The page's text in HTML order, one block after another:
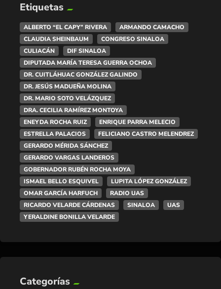
Etiquetas
ALBERTO “EL CAPY” RIVERA
ARMANDO CAMACHO
CLAUDIA SHEINBAUM
CONGRESO SINALOA
CULIACÁN
DIF SINALOA
DIPUTADA MARÍA TERESA GUERRA OCHOA
DR. CUITLÁHUAC GONZÁLEZ GALINDO
DR. JESÚS MADUEÑA MOLINA
DR. MARIO SOTO VELÁZQUEZ
DRA. CECILIA RAMÍREZ MONTOYA
ENEYDA ROCHA RUIZ
ENRIQUE PARRA MELECIO
ESTRELLA PALACIOS
FELICIANO CASTRO MELENDREZ
GERARDO MÉRIDA SÁNCHEZ
GERARDO VARGAS LANDEROS
GOBERNADOR RUBÉN ROCHA MOYA
ISMAEL BELLO ESQUIVEL
LUPITA LÓPEZ GONZÁLEZ
OMAR GARCÍA HARFUCH
RADIO UAS
RICARDO VELARDE CÁRDENAS
SINALOA
UAS
YERALDINE BONILLA VELARDE
Categorías